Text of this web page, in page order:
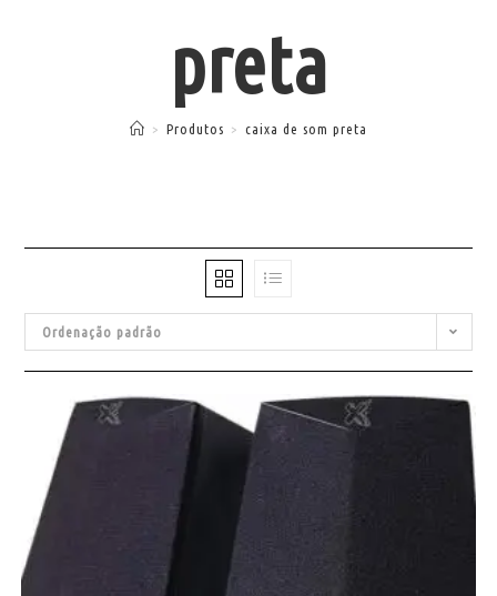
preta
> Produtos > caixa de som preta
Ordenação padrão